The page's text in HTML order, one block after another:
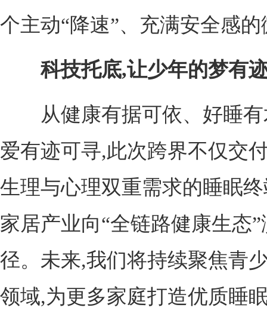
个主动“降速”、充满安全感
科技托底,让少年的梦有
从健康有据可依、好睡有
爱有迹可寻,此次跨界不仅交
生理与心理双重需求的睡眠
家居产业向“全链路健康生态
径。未来,我们将持续聚焦青
领域,为更多家庭打造优质睡